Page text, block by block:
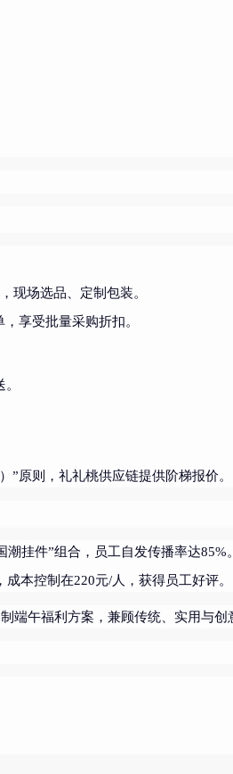
现场选品、定制包装。
享受批量采购折扣。
”原则，礼礼桃供应链提供阶梯报价。
挂件”组合，员工自发传播率达85%。
本控制在220元/人，获得员工好评。
端午福利方案，兼顾传统、实用与创